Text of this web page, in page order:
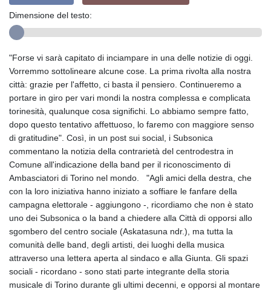
Dimensione del testo:
"Forse vi sarà capitato di inciampare in una delle notizie di oggi.
Vorremmo sottolineare alcune cose. La prima rivolta alla nostra
città: grazie per l'affetto, ci basta il pensiero. Continueremo a
portare in giro per vari mondi la nostra complessa e complicata
torinesità, qualunque cosa significhi. Lo abbiamo sempre fatto,
dopo questo tentativo affettuoso, lo faremo con maggiore senso
di gratitudine". Così, in un post sui social, i Subsonica
commentano la notizia della contrarietà del centrodestra in
Comune all'indicazione della band per il riconoscimento di
Ambasciatori di Torino nel mondo. "Agli amici della destra, che
con la loro iniziativa hanno iniziato a soffiare le fanfare della
campagna elettorale - aggiungono -, ricordiamo che non è stato
uno dei Subsonica o la band a chiedere alla Città di opporsi allo
sgombero del centro sociale (Askatasuna ndr.), ma tutta la
comunità delle band, degli artisti, dei luoghi della musica
attraverso una lettera aperta al sindaco e alla Giunta. Gli spazi
sociali - ricordano - sono stati parte integrante della storia
musicale di Torino durante gli ultimi decenni, e opporsi al montare